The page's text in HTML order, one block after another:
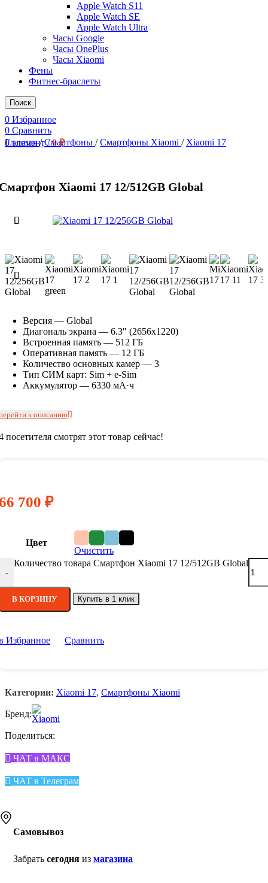
Apple Watch S11
Apple Watch SE
Apple Watch Ultra
Часы Google
Часы OnePlus
Часы Xiaomi
Фены
Фитнес-браслеты
Поиск
0 Избранное
0 Сравнить
0элемент / 0₽
Главная/ Смартфоны / Смартфоны Xiaomi / Xiaomi 17
Xiaomi 17 12/512GB Global
Версия — Global
Диагональ экрана — 6.3″ (2656х1220)
Встроенная память — 512 ГБ
Оперативная память — 12 ГБ
Количество основных камер — 3
Тип СИМ карт: Sim + e-Sim
Аккумулятор — 6330 мА·ч
к описанию
посетителя смотрят этот товар сейчас!
700 ₽
Цвет
Очистить
-
Количество товара Смартфон Xiaomi 17 12/512GB Global
В КОРЗИНУ Купить в 1 клик
Избранное Сравнить
Категории: Xiaomi 17, Смартфоны Xiaomi
Бренд:
Поделиться:
ЧАТ в МАКС
ЧАТ в Телеграм
Самовывоз
Забрать сегодня из магазина